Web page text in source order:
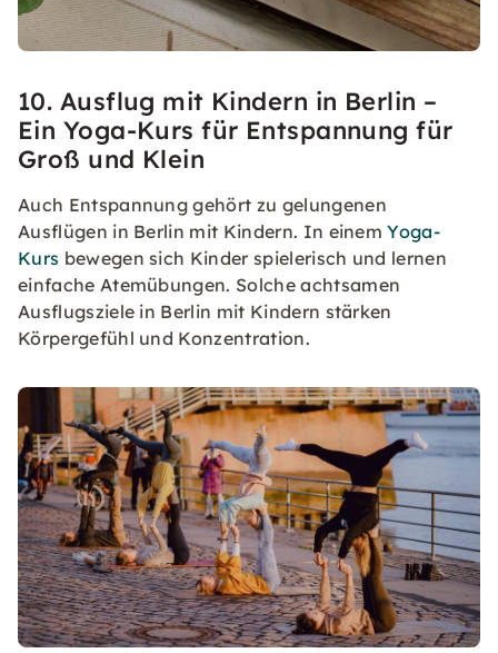
10. Ausflug mit Kindern in Berlin –
Ein Yoga-Kurs für Entspannung für
Groß und Klein
Auch Entspannung gehört zu gelungenen
Ausflügen in Berlin mit Kindern. In einemYoga-
Kurs bewegen sich Kinder spielerisch und lernen
einfache Atemübungen. Solche achtsamen
Ausflugsziele in Berlin mit Kindern stärken
Körpergefühl und Konzentration.